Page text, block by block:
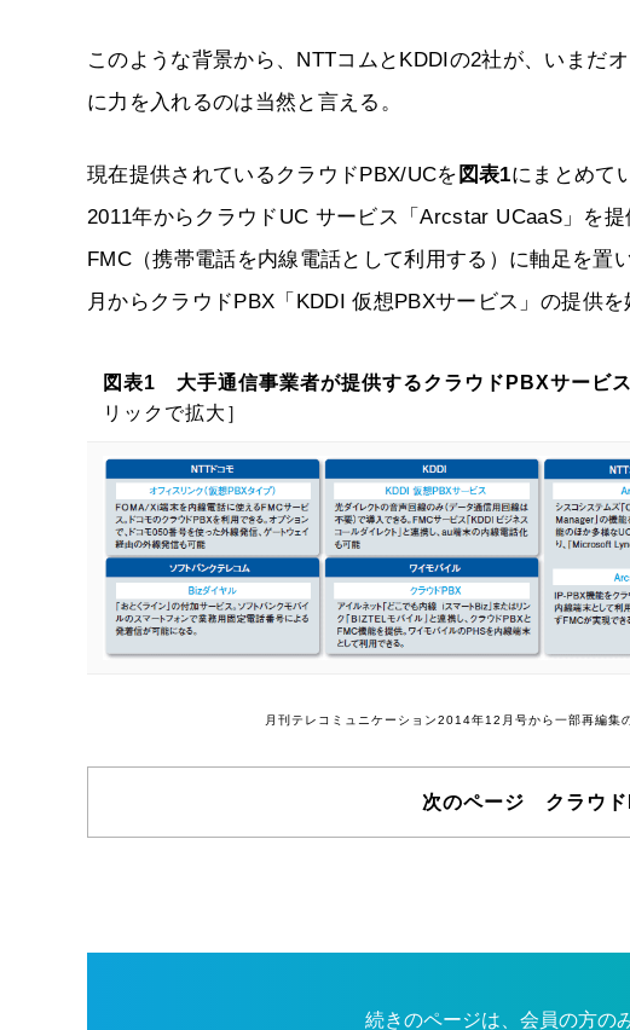
このような背景から、NTTコムとKDDIの2社が、いまだ
に力を入れるのは当然と言える。
現在提供されているクラウドPBX/UCを 図表1にまとめて
2011年からクラウドUC サービス「Arcstar UCaaS」を
FMC（携帯電話を内線電話として利用する）に軸足を置
月からクラウドPBX「KDDI 仮想PBXサービス」の提供を
図表1 大手通信事業者が提供するクラウドPBXサービス
リックで拡大］
月刊テレコミュニケーション2014年12月号から一部再編集
次のページ クラウ
続きのページは、会員の方の